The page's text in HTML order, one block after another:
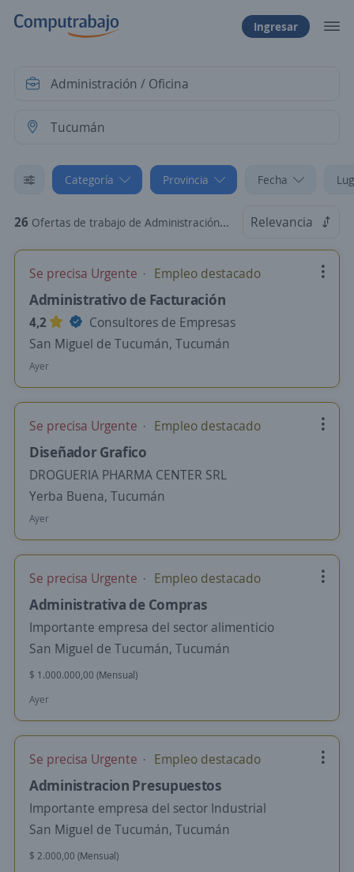
Ingresar
Categoría Provincia Fecha
26 Ofertas de trabajo de Administración / Oficina en Tucumán Relevancia
Se precisa Urgente Empleo destacado
Administrativo de Facturación
4,2
Consultores de Empresas
San Miguel de Tucumán, Tucumán
Ayer
Se precisa Urgente Empleo destacado
Diseñador Grafico
DROGUERIA PHARMA CENTER SRL
Yerba Buena, Tucumán
Ayer
Se precisa Urgente Empleo destacado
Administrativa de Compras
Importante empresa del sector alimenticio
San Miguel de Tucumán, Tucumán
$ 1.000.000,00 (Mensual)
Ayer
Se precisa Urgente Empleo destacado
Administracion Presupuestos
Importante empresa del sector Industrial
San Miguel de Tucumán, Tucumán
$ 2.000,00 (Mensual)